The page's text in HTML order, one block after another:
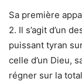
Sa première
2. Il s’agit d’un
puissant tyran
celle d’un Dieu,
régner sur la